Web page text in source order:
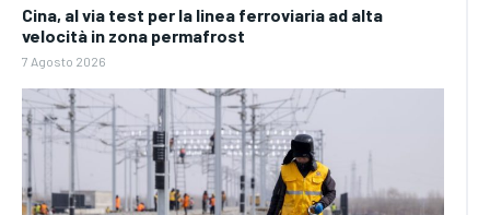
Cina, al via test per la linea ferroviaria ad alta
velocità in zona permafrost
7 Agosto 2026